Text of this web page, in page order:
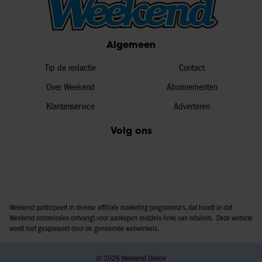
Algemeen
Tip de redactie
Over Weekend
Klantenservice
Contact
Abonnementen
Adverteren
Volg ons
Weekend participeert in diverse affiliate marketing programma’s, dat houdt in dat
Weekend commissies ontvangt voor aankopen middels links van retailers. Deze website
wordt niet gesponsord door de genoemde webwinkels.
© 2026 Weekend Online